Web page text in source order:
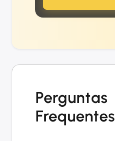
Perguntas
Frequentes